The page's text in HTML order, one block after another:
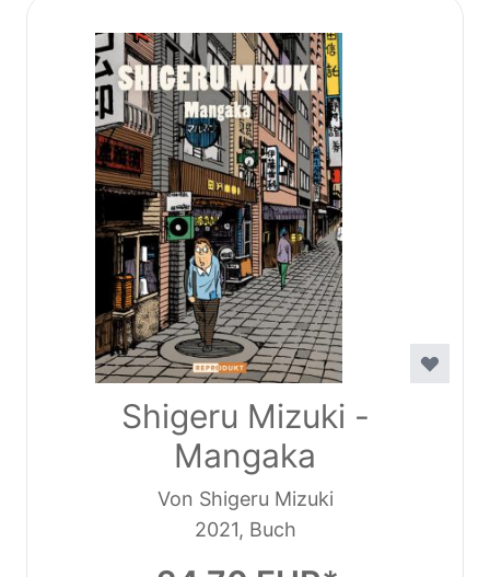
Shigeru Mizuki -
Mangaka
Von Shigeru Mizuki
2021, Buch